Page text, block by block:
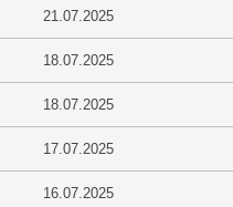
21.07.2025
18.07.2025
18.07.2025
17.07.2025
16.07.2025